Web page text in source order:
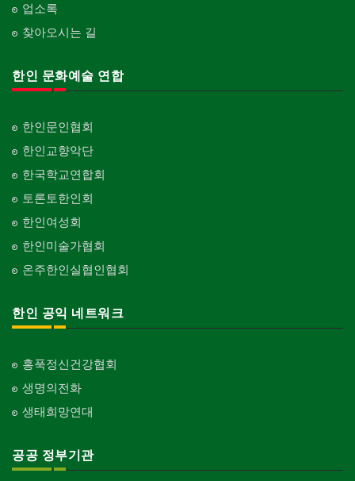
업소록
찾아오시는 길
한인 문화예술 연합
한인문인협회
한인교향악단
한국학교연합회
토론토한인회
한인여성회
한인미술가협회
온주한인실협인협회
한인 공익 네트워크
홍푹정신건강협회
생명의전화
생태희망연대
공공 정부기관